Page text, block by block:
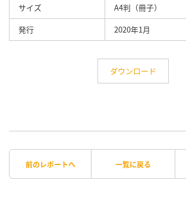
サイズ
A4判（冊子）
発行
2020年1月
ダウンロード
前のレポートへ 一覧に戻る